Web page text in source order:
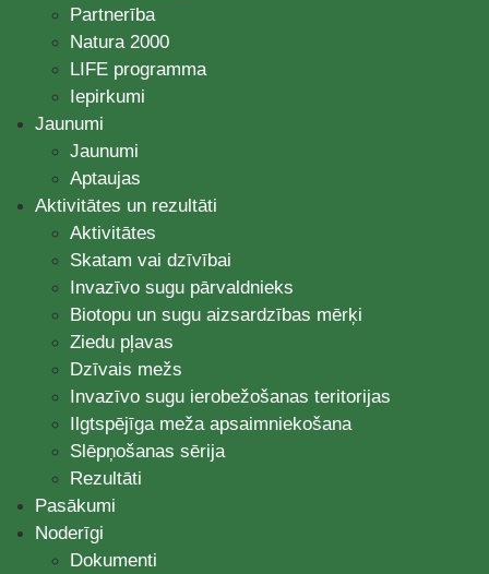
Partnerība
Natura 2000
LIFE programma
Iepirkumi
Jaunumi
Jaunumi
Aptaujas
Aktivitātes un rezultāti
Aktivitātes
Skatam vai dzīvībai
Invazīvo sugu pārvaldnieks
Biotopu un sugu aizsardzības mērķi
Ziedu pļavas
Dzīvais mežs
Invazīvo sugu ierobežošanas teritorijas
Ilgtspējīga meža apsaimniekošana
Slēpņošanas sērija
Rezultāti
Pasākumi
Noderīgi
Dokumenti